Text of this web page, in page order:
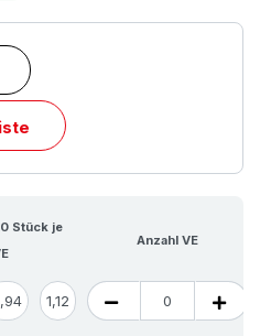
Stück je
Anzahl VE
1,12